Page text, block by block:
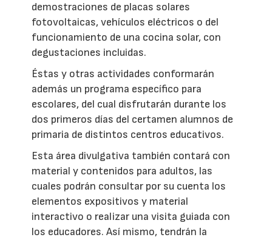
demostraciones de placas solares
fotovoltaicas, vehículos eléctricos o del
funcionamiento de una cocina solar, con
degustaciones incluidas.
Éstas y otras actividades conformarán
además un programa específico para
escolares, del cual disfrutarán durante los
dos primeros días del certamen alumnos de
primaria de distintos centros educativos.
Esta área divulgativa también contará con
material y contenidos para adultos, las
cuales podrán consultar por su cuenta los
elementos expositivos y material
interactivo o realizar una visita guiada con
los educadores. Así mismo, tendrán la